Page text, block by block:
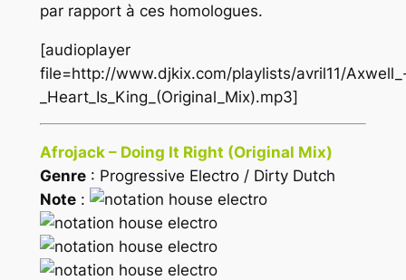
par rapport à ces homologues.
[audioplayer
file=http://www.djkix.com/playlists/avril11/
_Heart_Is_King_(Original_Mix).mp3]
Afrojack – Doing It Right (Original Mix)
Genre: Progressive Electro / Dirty Dutch
Note: